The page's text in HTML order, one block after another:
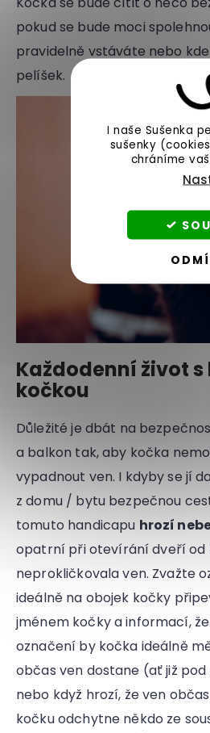
I naše Sušenka
sušenky
chráníme
pokud se bude moci
pravidelně vstáváte nebo
pelíšek.
Každodenní život
kočkou
Důležité je dbát na
a balkon tak, aby kočka
vypadnout ven. I kdyby se jí
z domu / bytu bezpečnou
tomuto handicapu hrozí
opatrní při otevírání dveří od
neprokličkovala ven. Zvažte
ideálně na obojek kočky
jménem kočky a informací,
označení by kočka ideálně
občas ven dostane (ať již
nebo když hrozí, že ven
kočku odchytne někdo ze